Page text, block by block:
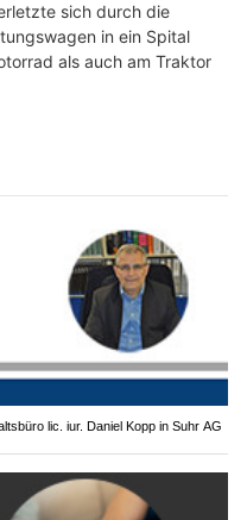
sich durch die
in ein Spital
als auch am Traktor
lic. iur. Daniel Kopp in Suhr AG